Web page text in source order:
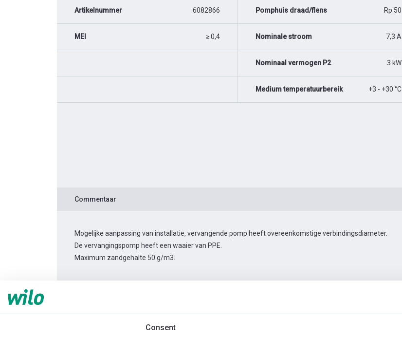
Consent
Artikelnummer 6082866
MEI ≥ 0,4
Pomphuis draad/flens Rp 50
Nominale stroom 7,3 A
Nominaal vermogen P2 3 kW
Medium temperatuurbereik +3 - +30 °C
Commentaar
Mogelijke aanpassing van installatie, vervangende pomp heeft overeenkomstige verbindingsdiameter.
De vervangingspomp heeft een waaier van PPE.
Maximum zandgehalte 50 g/m3.